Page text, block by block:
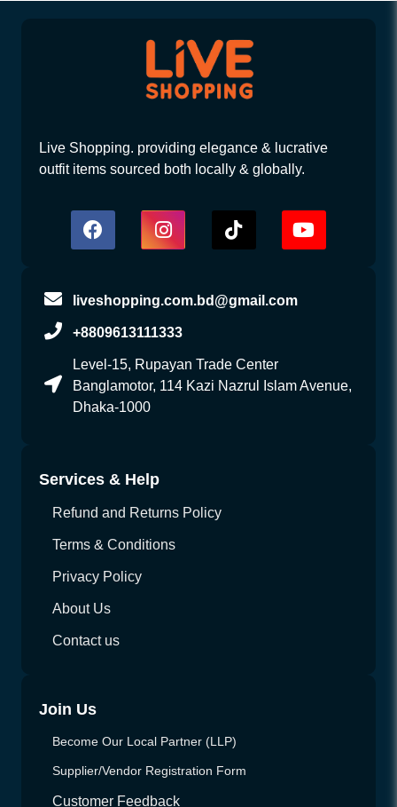
Live Shopping. providing elegance & lucrative
outfit items sourced both locally & globally.
liveshopping.com.bd@gmail.com
+8809613111333
Level-15, Rupayan Trade Center
Banglamotor, 114 Kazi Nazrul Islam Avenue,
Dhaka-1000
Services & Help
Refund and Returns Policy
Terms & Conditions
Privacy Policy
About Us
Contact us
Join Us
Become Our Local Partner (LLP)
Supplier/Vendor Registration Form
Customer Feedback